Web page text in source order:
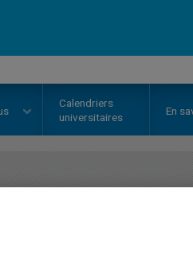
Calendriers
universitaires
En
Systèmes